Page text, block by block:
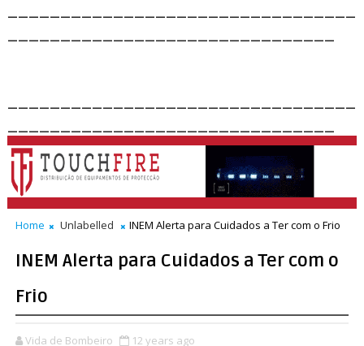
Home Unlabelled INEM Alerta para Cuidados a Ter com o Frio
INEM Alerta para Cuidados a Ter com o
Frio
Vida de Bombeiro 12 years ago